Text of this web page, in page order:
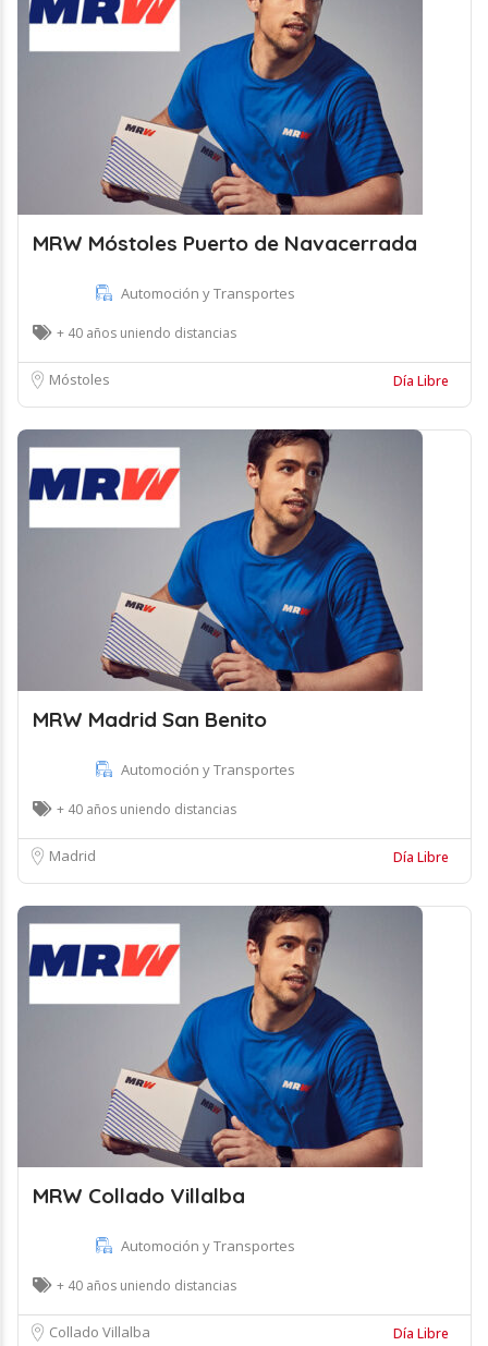
MRW Móstoles Puerto de Navacerrada
Automoción y Transportes
+ 40 años uniendo distancias
Móstoles Día Libre
MRW Madrid San Benito
Automoción y Transportes
+ 40 años uniendo distancias
Madrid Día Libre
MRW Collado Villalba
Automoción y Transportes
+ 40 años uniendo distancias
Collado Villalba Día Libre